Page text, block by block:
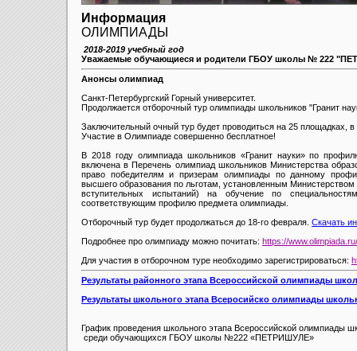
Информация
ОЛИМПИАДЫ
2018-2019 учебный год
Уважаемые обучающиеся и родители ГБОУ школы № 222
Анонсы олимпиад
Санкт-Петербургский Горный университет.
Продолжается отборочный тур олимпиады школьников "Гранит
Заключительный очный тур будет проводиться на 25 площадках,
Участие в Олимпиаде совершенно бесплатное!
В 2018 году олимпиада школьников «Гранит науки» по
включена в Перечень олимпиад школьников Министерства
право победителям и призерам олимпиады по данному
высшего образования по льготам, установленным
вступительных испытаний) на обучение по
соответствующим профилю предмета олимпиады.
Отборочный тур будет продолжаться до 18-го февраля. Скачать
Подробнее про олимпиаду можно почитать: https://
Для участия в отборочном туре необходимо зарегистрироваться:
Результаты районного этапа Всероссийской олимпиады
Результаты школьного этапа Всеросийско олимпиады
График проведения школьного этапа Всероссийской олимпиады
среди обучающихся ГБОУ школы №222 «ПЕТРИШУЛЕ»